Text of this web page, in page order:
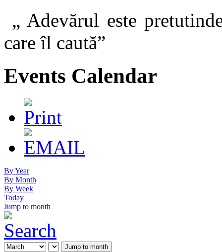
„ Adevărul este
care îl
Events Calendar
By Year
By Month
By Week
Today
Jump to month
Jump to month